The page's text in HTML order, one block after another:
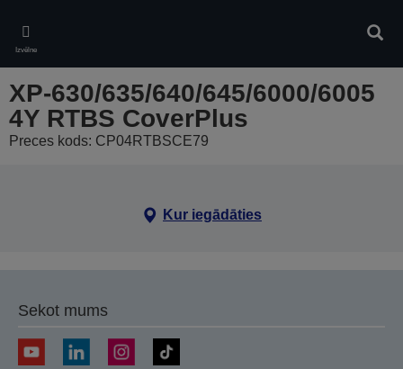
main
content
Izvēlne
XP-630/635/640/645/6000/6005
4Y RTBS CoverPlus
Preces kods: CP04RTBSCE79
Kur iegādāties
Sekot mums